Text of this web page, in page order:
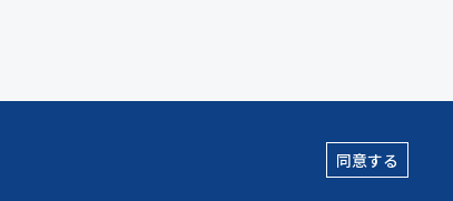
studio*wamhouse co., ltd. All Rights Reserved.
同意する